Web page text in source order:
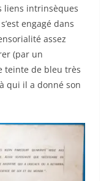
liens intrinsèques
engagé dans
assez
(par un
teinte de bleu très
qui il a donné son